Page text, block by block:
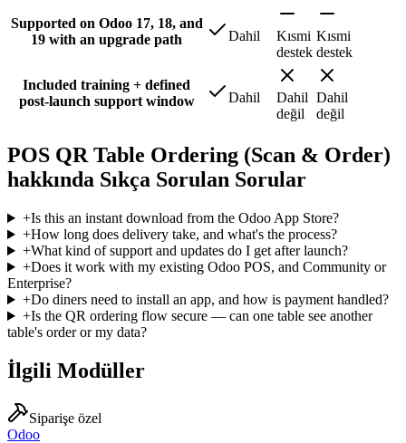
Supported on Odoo 17, 18, and
19 with an upgrade path
Dahil
Kısmi
destek
Kısmi
destek
Included training + defined
post-launch support window
Dahil
Dahil
değil
Dahil
değil
POS QR Table Ordering (Scan & Order)
hakkında Sıkça Sorulan Sorular
+Is this an instant download from the Odoo App Store?
+How long does delivery take, and what's the process?
+What kind of support and updates do I get after launch?
+Does it work with my existing Odoo POS, and Community or
Enterprise?
+Do diners need to install an app, and how is payment handled?
+Is the QR ordering flow secure — can one table see another
table's order or my data?
İlgili Modüller
Siparişe özel
Odoo